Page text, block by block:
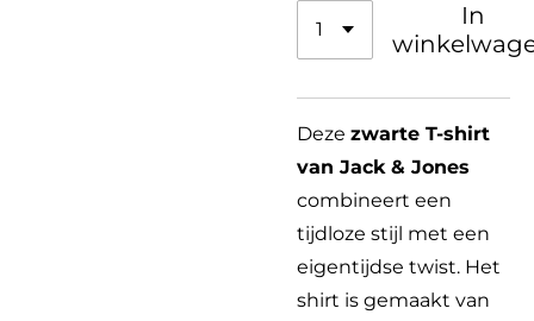
In
Deze zwarte T-shirt
van Jack & Jones
combineert een
tijdloze stijl met een
eigentijdse twist. Het
shirt is gemaakt van